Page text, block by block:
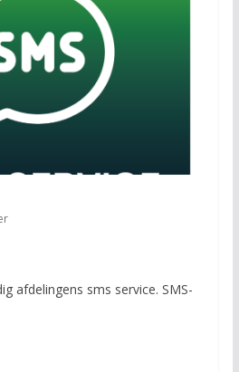
afdelingens sms service. SMS-